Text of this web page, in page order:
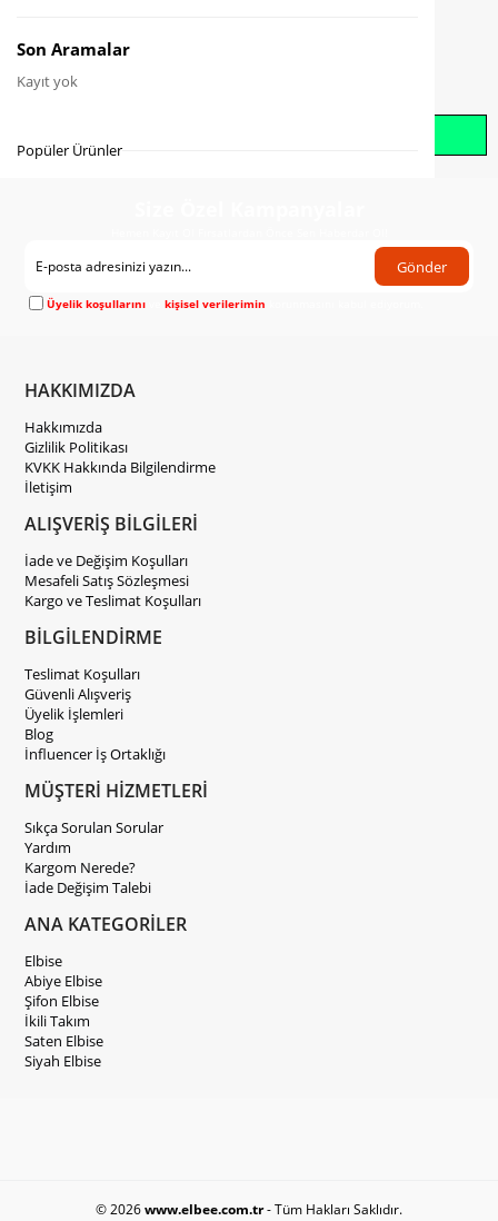
Gönder
Üyelik koşullarını vekişisel verilerimin
HAKKIMIZDA
Hakkımızda
Gizlilik Politikası
KVKK Hakkında Bilgilendirme
İletişim
ALIŞVERİŞ BİLGİLERİ
İade ve Değişim Koşulları
Mesafeli Satış Sözleşmesi
Kargo ve Teslimat Koşulları
BİLGİLENDİRME
Teslimat Koşulları
Güvenli Alışveriş
Üyelik İşlemleri
Blog
İnfluencer İş Ortaklığı
MÜŞTERİ HİZMETLERİ
Sıkça Sorulan Sorular
Yardım
Kargom Nerede?
İade Değişim Talebi
ANA KATEGORİLER
Elbise
Abiye Elbise
Şifon Elbise
İkili Takım
Saten Elbise
Siyah Elbise
© 2026www.elbee.com.tr- Tüm Hakları Saklıdır.
Son Aramalar
Kayıt yok
Popüler Ürünler